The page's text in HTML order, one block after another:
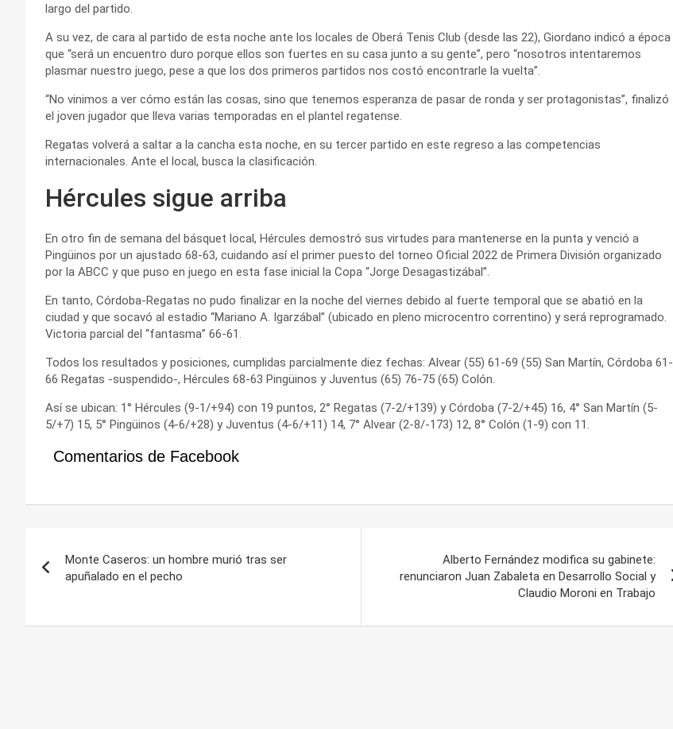
largo del partido.
A su vez, de cara al partido de esta noche ante los locales de Oberá Tenis Club (desde las 22), Giordano indicó a época
que “será un encuentro duro porque ellos son fuertes en su casa junto a su gente”, pero “nosotros intentaremos
plasmar nuestro juego, pese a que los dos primeros partidos nos costó encontrarle la vuelta”.
“No vinimos a ver cómo están las cosas, sino que tenemos esperanza de pasar de ronda y ser protagonistas”, finalizó
el joven jugador que lleva varias temporadas en el plantel regatense.
Regatas volverá a saltar a la cancha esta noche, en su tercer partido en este regreso a las competencias
internacionales. Ante el local, busca la clasificación.
Hércules sigue arriba
En otro fin de semana del básquet local, Hércules demostró sus virtudes para mantenerse en la punta y venció a
Pingüinos por un ajustado 68-63, cuidando así el primer puesto del torneo Oficial 2022 de Primera División organizado
por la ABCC y que puso en juego en esta fase inicial la Copa “Jorge Desagastizábal”.
En tanto, Córdoba-Regatas no pudo finalizar en la noche del viernes debido al fuerte temporal que se abatió en la
ciudad y que socavó al estadio “Mariano A. Igarzábal” (ubicado en pleno microcentro correntino) y será reprogramado.
Victoria parcial del “fantasma” 66-61.
Todos los resultados y posiciones, cumplidas parcialmente diez fechas: Alvear (55) 61-69 (55) San Martín, Córdoba 61-
66 Regatas -suspendido-, Hércules 68-63 Pingüinos y Juventus (65) 76-75 (65) Colón.
Así se ubican: 1° Hércules (9-1/+94) con 19 puntos, 2° Regatas (7-2/+139) y Córdoba (7-2/+45) 16, 4° San Martín (5-
5/+7) 15, 5° Pingüinos (4-6/+28) y Juventus (4-6/+11) 14, 7° Alvear (2-8/-173) 12, 8° Colón (1-9) con 11.
Comentarios de Facebook
de
Monte Caseros: un hombre murió tras ser
apuñalado en el pecho
Alberto Fernández modifica su gabinete:
renunciaron Juan Zabaleta en Desarrollo Social y
Claudio Moroni en Trabajo